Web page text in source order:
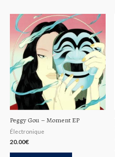
Peggy Gou ‎– Moment EP
Électronique
20.00€